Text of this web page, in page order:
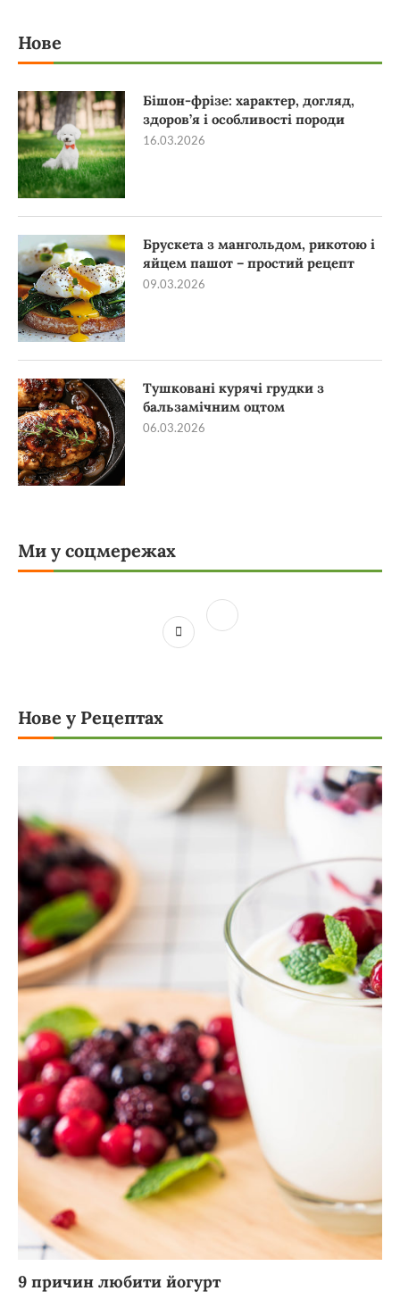
Нове
Бішон-фрізе: характер, догляд,
здоров’я і особливості породи
16.03.2026
Брускета з мангольдом, рикотою і
яйцем пашот – простий рецепт
09.03.2026
Тушковані курячі грудки з
бальзамічним оцтом
06.03.2026
Ми у соцмережах
Нове у Рецептах
9 причин любити йогурт